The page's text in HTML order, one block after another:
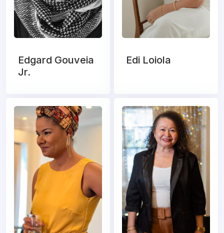
Edgard Gouveia
Jr.
Edi Loiola